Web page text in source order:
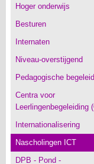
Hoger onderwijs
Besturen
Internaten
Niveau-overstijgend
Pedagogische
Centra voor
Leerlingenbegeleiding
Internationalisering
Nascholingen ICT
DPB - Pond -